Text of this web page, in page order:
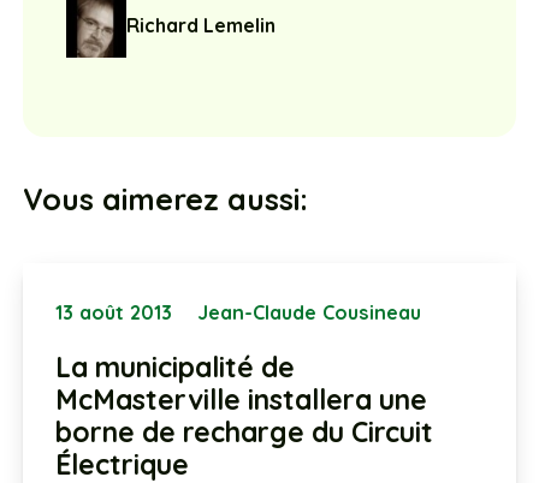
Richard Lemelin
Vous aimerez aussi:
13 août 2013 Jean-Claude Cousineau
La municipalité de
McMasterville installera une
borne de recharge du Circuit
Électrique